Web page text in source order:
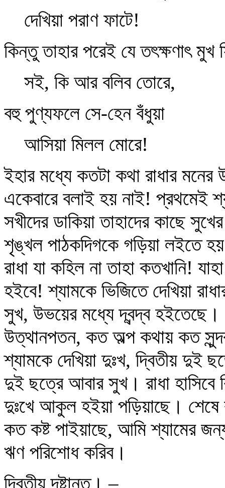
দেখিয়া পরাণ ফাটে!
কিন্তু তাহার পরেই যে তৎক্ষণাৎ মুখ
সই, কি আর বলিব তোরে,
বহু পুণ্যফলে সে-হেন বঁধুয়া
আসিয়া মিলল মোরে!
ইহার মধ্যে কতটা কথা রাধার মনের
একেবারে বলাই হয় নাই! প্রথমেই
সখীদের ডাকিয়া তাহাদের কাছে
শৃঙ্খল পাঠকদিগকে গড়িয়া লইতে
রাধা যা কহিল না তাহা কতখানি!
হইবে! শ্যামকে ভিজিতে দেখিয়া
সুখ, উভয়ের মধ্যে দ্বন্দ্ব হইতেছে।
উত্থানপতন, কত অল্প কথায় কত
শ্যামকে দেখিয়া দুঃখ, দ্বিতীয় দুই
দুই ছত্রে আবার সুখ। রাধা হাসিবে
দুঃখে আকুল হইয়া পড়িয়াছে। শেষে
কত কষ্ট পাইয়াছে, আমি শ্যামের
ঋণ পরিশোধ করিব।
দ্বিতীয় দৃষ্টান্ত। –